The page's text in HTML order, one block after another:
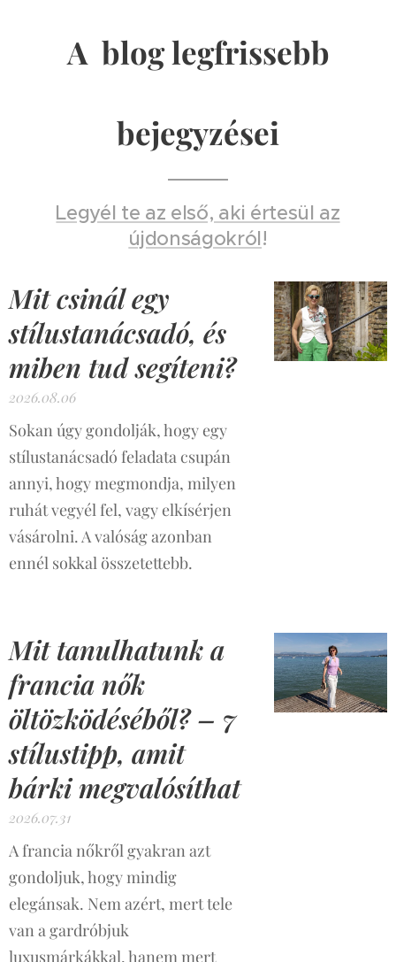
A blog legfrissebb
bejegyzései
Legyél te az első, aki értesül az
újdonságokról!
Mit csinál egy
stílustanácsadó, és
miben tud segíteni?
2026.08.06
Sokan úgy gondolják, hogy egy
stílustanácsadó feladata csupán
annyi, hogy megmondja, milyen
ruhát vegyél fel, vagy elkísérjen
vásárolni. A valóság azonban
ennél sokkal összetettebb.
Mit tanulhatunk a
francia nők
öltözködéséből? – 7
stílustipp, amit
bárki megvalósíthat
2026.07.31
A francia nőkről gyakran azt
gondoljuk, hogy mindig
elegánsak. Nem azért, mert tele
van a gardróbjuk
luxusmárkákkal, hanem mert